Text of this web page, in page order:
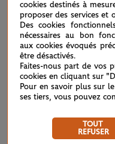
ARTICLES
cookies destinés à
proposer des services et
Des cookies
nécessaires au bon
aux cookies évoqués
être désactivés.
Faites-nous part de vos
cookies en cliquant sur
Pour en savoir plus sur
ses tiers, vous pouvez
TOUT
REFUSER